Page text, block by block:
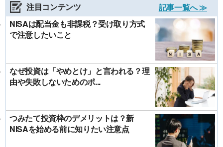
注目コンテンツ
記事一覧へ ≫
NISAは配当金も非課税？受け取り方式
で注意したいこと
なぜ投資は「やめとけ」と言われる？理
由や失敗しないためのポ...
つみたて投資枠のデメリットは？新
NISAを始める前に知りたい注意点